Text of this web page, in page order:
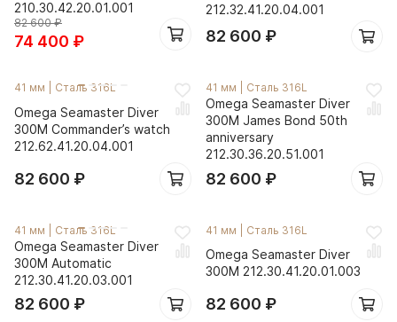
210.30.42.20.01.001
82 600₽
74 400 ₽
212.32.41.20.04.001
82 600 ₽
41 мм Сталь 316L
Omega Seamaster Diver
300M Commander’s watch
212.62.41.20.04.001
82 600 ₽
41 мм Сталь 316L
Omega Seamaster Diver
300M James Bond 50th
anniversary
212.30.36.20.51.001
82 600 ₽
41 мм Сталь 316L
Omega Seamaster Diver
300M Automatic
212.30.41.20.03.001
82 600 ₽
41 мм Сталь 316L
Omega Seamaster Diver
300M 212.30.41.20.01.003
82 600 ₽